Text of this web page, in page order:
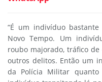
“É um indivíduo
Novo Tempo. Um
roubo majorado, tráfico
outros delitos. Então um
da Polícia Militar